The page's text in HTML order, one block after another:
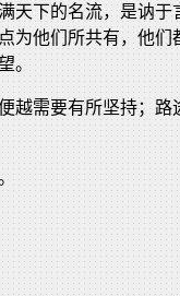
天下的名流，是讷于
为他们所共有，他们
。
越需要有所坚持；路